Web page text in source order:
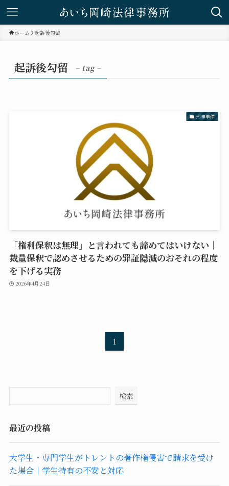
ホーム 起訴後勾留
起訴後勾留 – tag –
刑事事件
「権利保釈は無理」と言われても諦めてはいけない｜
裁量保釈で認めさせるための罪証隠滅のおそれの程度
を下げる実務
2026年4月24日
1
検索
最近の投稿
大学生・専門学生がトレントの著作権侵害で請求を受け
た場合｜学生特有の不安と対応